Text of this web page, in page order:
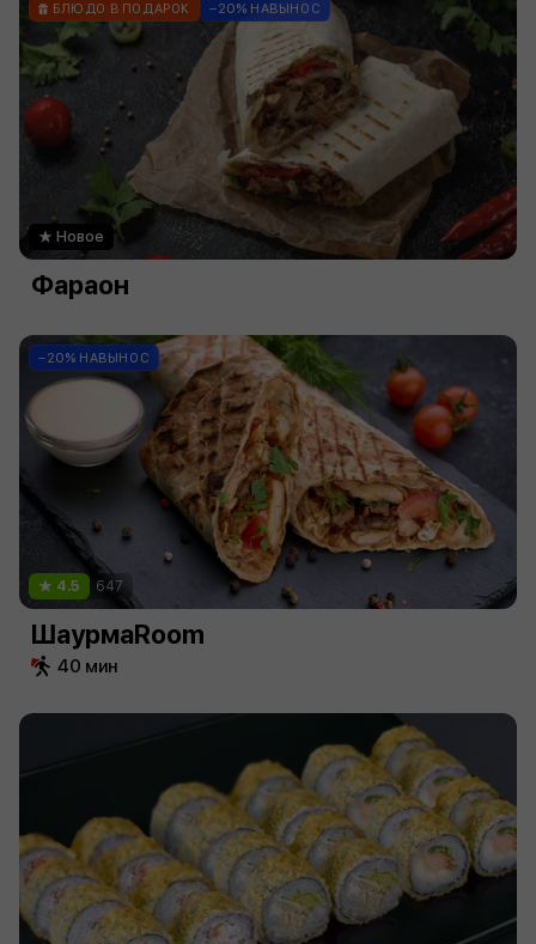
БЛЮДО В ПОДАРОК −20% НАВЫНОС
Новое
Фараон
−20% НАВЫНОС
4.5 647
ШаурмаRoom
40 мин